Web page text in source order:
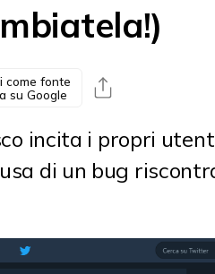
come fonte
su Google
incita i propri
di un bug